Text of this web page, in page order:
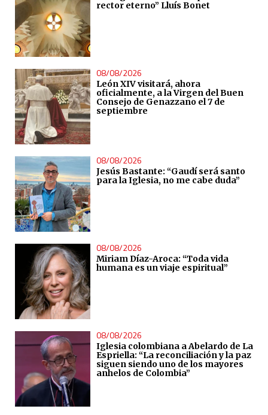
rector eterno” Lluís Bonet
08/08/2026
León XIV visitará, ahora
oficialmente, a la Virgen del Buen
Consejo de Genazzano el 7 de
septiembre
08/08/2026
Jesús Bastante: “Gaudí será santo
para la Iglesia, no me cabe duda”
08/08/2026
Miriam Díaz-Aroca: “Toda vida
humana es un viaje espiritual”
08/08/2026
Iglesia colombiana a Abelardo de La
Espriella: “La reconciliación y la paz
siguen siendo uno de los mayores
anhelos de Colombia”